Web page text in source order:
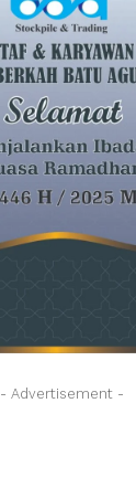
- Advertisement -